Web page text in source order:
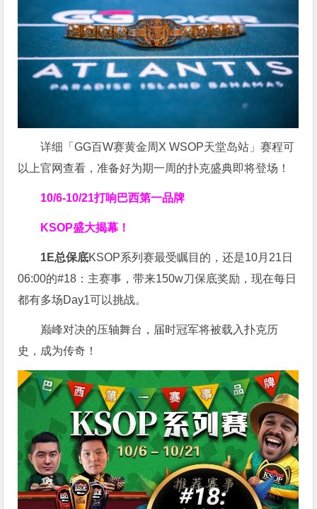
详细「GG百W赛黄金周X WSOP天堂岛站」赛程可
以上官网查看，准备好为期一周的扑克盛典即将登场！
10/6-10/21打响巴西第一品牌
KSOP盛大揭幕！
1E总保底KSOP系列赛最受瞩目的，还是10月21日
06:00的#18：主赛事，带来150w刀保底奖励，现在每日
都有多场Day1可以挑战。
巅峰对决的压轴舞台，届时冠军将被载入扑克历
史，成为传奇！